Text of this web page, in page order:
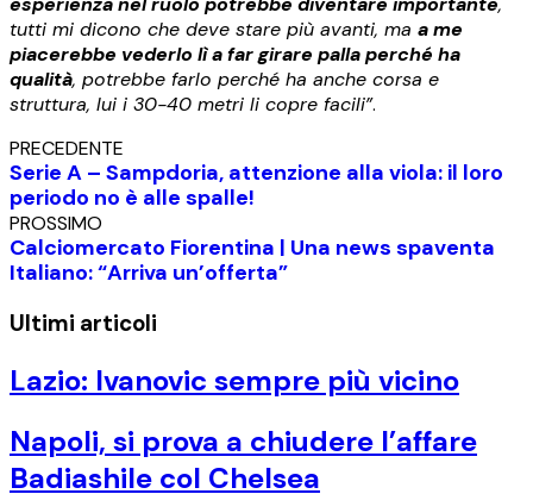
tutti mi dicono che deve stare più avanti, ma a me
piacerebbe vederlo lì a far girare palla perché ha
qualità, potrebbe farlo perché ha anche corsa e
struttura, lui i 30-40 metri li copre facili”.
PRECEDENTE
Serie A – Sampdoria, attenzione alla viola: il loro
periodo no è alle spalle!
PROSSIMO
Calciomercato Fiorentina | Una news spaventa
Italiano: “Arriva un’offerta”
Ultimi articoli
Lazio: Ivanovic sempre più vicino
Napoli, si prova a chiudere l’affare
Badiashile col Chelsea